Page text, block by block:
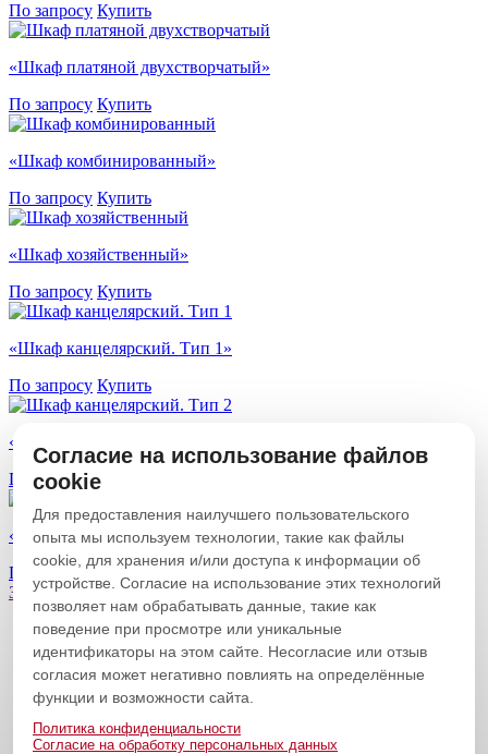
По запросу Купить
«Шкаф платяной двухстворчатый»
По запросу Купить
«Шкаф комбинированный»
По запросу Купить
«Шкаф хозяйственный»
По запросу Купить
«Шкаф канцелярский. Тип 1»
По запросу Купить
«Шкаф канцелярский. Тип 2»
По запросу Купить
«Шкаф канцелярский. Тип 3»
По запросу
Купить
Загрузить еще Свернуть
Главная
Мебель на заказ
Услуги
Доставка и оплата
Новости|статьи
Контакты
Согласие на использование файлов
cookie
Для предоставления наилучшего пользовательского
опыта мы используем технологии, такие как файлы
cookie, для хранения и/или доступа к информации об
устройстве. Согласие на использование этих технологий
позволяет нам обрабатывать данные, такие как
поведение при просмотре или уникальные
идентификаторы на этом сайте. Несогласие или отзыв
согласия может негативно повлиять на определённые
функции и возможности сайта.
Политика конфиденциальности
Согласие на обработку персональных данных